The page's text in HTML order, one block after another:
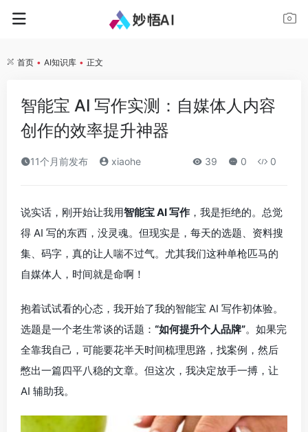
首页 • AI知识库 • 正文
智能宝 AI 写作实测：自媒体人内容
创作的效率提升神器
11个月前发布 xiaohe 39 0 0
说实话，刚开始让我用智能宝 AI 写作 ，我是拒绝的。总觉
得 AI 写的东西，没灵魂。但现实是，每天的选题、资料搜
集、码字，真的让人喘不过气。尤其我们这种单枪匹马的
自媒体人，时间就是命啊！
抱着试试看的心态，我开始了我的智能宝 AI 写作初体验。
选题是一个老生常谈的话题： “如何提升个人品牌”。如果完
全靠我自己，可能要花半天时间梳理思路，找案例，然后
憋出一篇四平八稳的文章。但这次，我决定放手一搏，让
AI 辅助我。